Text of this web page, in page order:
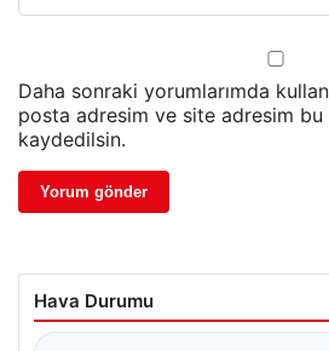
Daha sonraki yorumlarımda
posta adresim ve site adresim bu
kaydedilsin.
Hava Durumu